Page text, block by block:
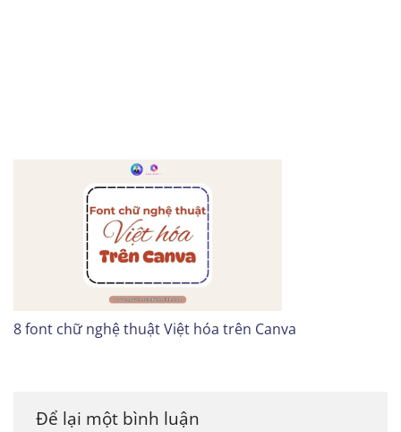
8 font chữ nghệ thuật Việt hóa trên Canva
Để lại một bình luận